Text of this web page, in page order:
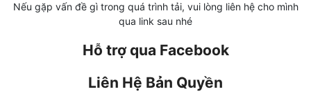
Làm Giàu
Nếu gặp vấn đề gì trong quá trình tải, vui lòng liên hệ cho mình
qua link sau nhé
Hỗ trợ qua Facebook
Liên Hệ Bản Quyền